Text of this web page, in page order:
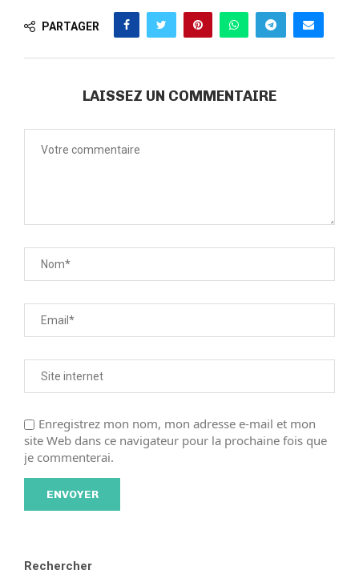
PARTAGER
LAISSEZ UN COMMENTAIRE
Enregistrez mon nom, mon adresse e-mail et mon
site Web dans ce navigateur pour la prochaine fois que
je commenterai.
Rechercher